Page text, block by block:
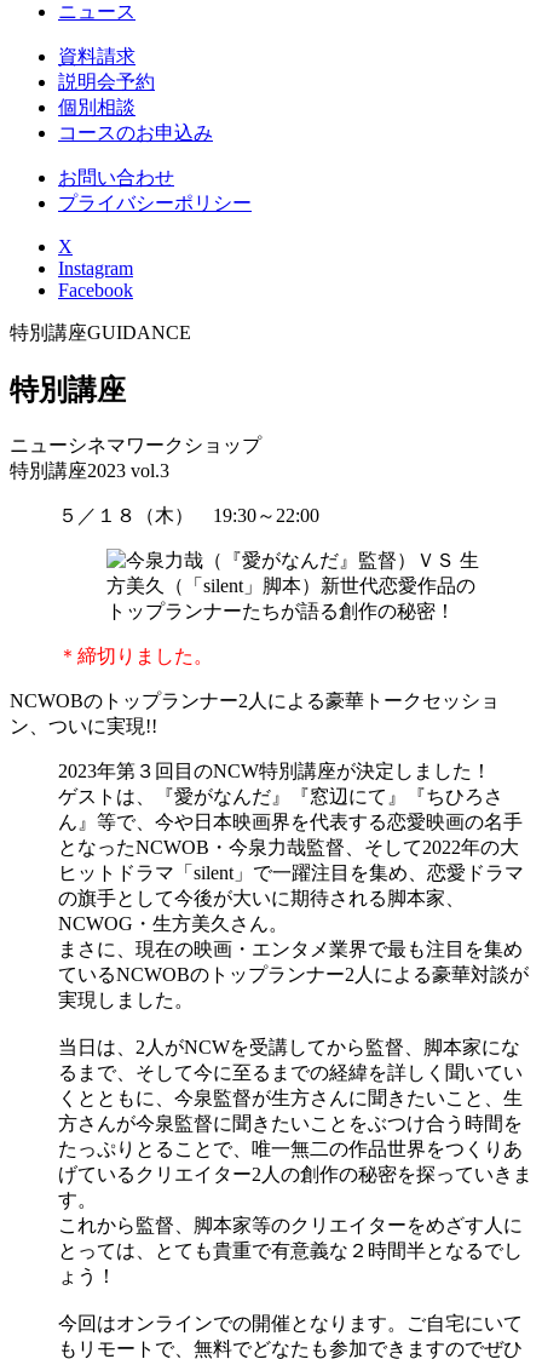
ニュース
資料請求
説明会予約
個別相談
コースのお申込み
お問い合わせ
プライバシーポリシー
X
Instagram
Facebook
特別講座GUIDANCE
特別講座
ニューシネマワークショップ
特別講座2023 vol.3
５／１８（木） 19:30～22:00
＊締切りました。
NCWOBのトップランナー2人による豪華トークセッショ
ン、ついに実現!!
2023年第３回目のNCW特別講座が決定しました！
ゲストは、『愛がなんだ』『窓辺にて』『ちひろさ
ん』等で、今や日本映画界を代表する恋愛映画の名手
となったNCWOB・今泉力哉監督、そして2022年の大
ヒットドラマ「silent」で一躍注目を集め、恋愛ドラマ
の旗手として今後が大いに期待される脚本家、
NCWOG・生方美久さん。
まさに、現在の映画・エンタメ業界で最も注目を集め
ているNCWOBのトップランナー2人による豪華対談が
実現しました。
当日は、2人がNCWを受講してから監督、脚本家にな
るまで、そして今に至るまでの経緯を詳しく聞いてい
くとともに、今泉監督が生方さんに聞きたいこと、生
方さんが今泉監督に聞きたいことをぶつけ合う時間を
たっぷりとることで、唯一無二の作品世界をつくりあ
げているクリエイター2人の創作の秘密を探っていきま
す。
これから監督、脚本家等のクリエイターをめざす人に
とっては、とても貴重で有意義な２時間半となるでし
ょう！
今回はオンラインでの開催となります。ご自宅にいて
もリモートで、無料でどなたも参加できますのでぜひ